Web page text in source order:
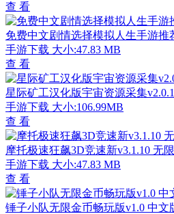
查 看
免费中文剧情选择模拟人生手游推
手游下载 大小:47.83 MB
查 看
星际矿工汉化版宇宙资源采集
手游下载 大小:106.99MB
查 看
摩托极速狂飙3D竞速新v3.1.10 无
手游下载 大小:47.83 MB
查 看
锤子小队无限金币畅玩版v1.0 中文